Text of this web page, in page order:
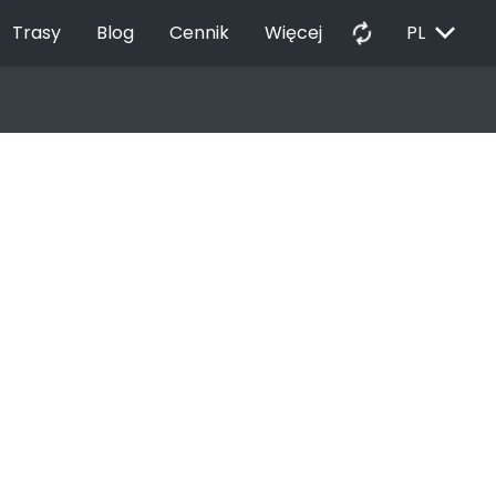
Trasy Blog Cennik Więcej autorenew PL EXPAND_MORE